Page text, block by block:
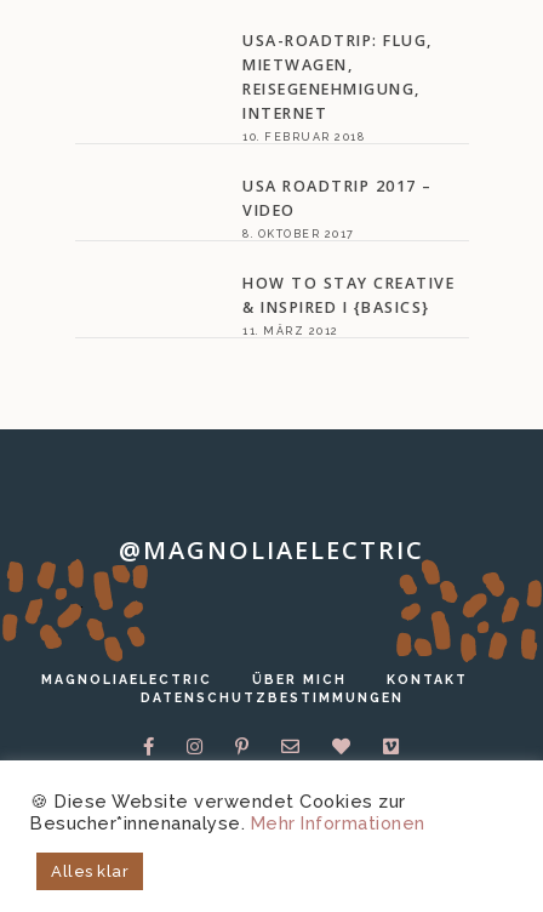
USA-ROADTRIP: FLUG,
MIETWAGEN,
REISEGENEHMIGUNG,
INTERNET
10. FEBRUAR 2018
USA ROADTRIP 2017 –
VIDEO
8. OKTOBER 2017
HOW TO STAY CREATIVE
& INSPIRED I {BASICS}
11. MÄRZ 2012
@MAGNOLIAELECTRIC
…
MAGNOLIAELECTRIC ÜBER MICH
KONTAKT
DATENSCHUTZBESTIMMUNGEN
Copyright © 2026 magnoliaelectric.
🍪 Diese Website verwendet Cookies zur
Besucher*innenanalyse. Mehr Informationen
Alles klar